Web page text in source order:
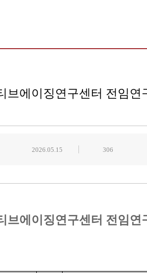
브에이징연구센터 전임연
2026.05.15 306
브에이징연구센터 전임연